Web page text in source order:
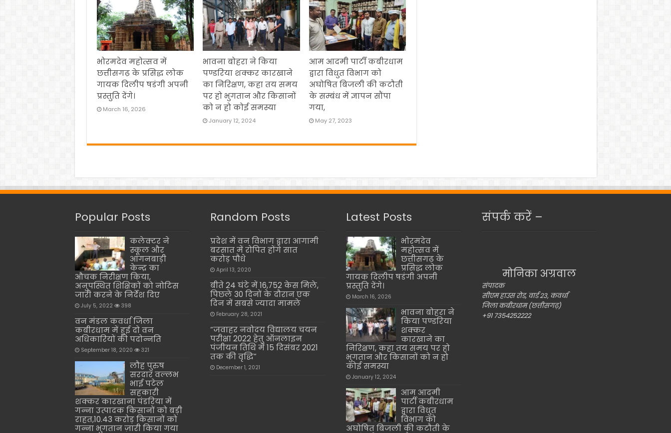
भोरमदेव महोत्सव में
छत्तीसगढ़ के प्रसिद्ध लोक
गायक दिलीप षडंगी अपनी
प्रस्तुति देंगे।
March 16, 2026
भावना बोहरा ने किया
पण्डरिया शक्कर कारखाने
का निरिक्षण, कहा तय समय
पर हो भुगतान और किसानों
को न हो कोई समस्या
January 12, 2024
आम आदमी पार्टी कबीरधाम
द्वारा विधुत विभाग को
अघोषित बिजली की कटौती
के सम्बंध में ज्ञापन सौंपा
गया,
May 27, 2023
Popular Posts
कलेक्टर ने
स्कूल और
आंगनबाड़ी
केन्द्र का
औचक निरीक्षण किया,
अनुपस्थित शिक्षिकों को नोटिस
जारी करने के निर्देश दिए
July 5, 2022 398
वन मंडल कवर्धा जिला
कबीरधाम में हुई दो वन
अधिकारियों की पदोन्नति
September 18, 2020 321
लौह पुरुष
सरदार वल्लभ
भाई पटेल
सहकारी
शक्कर कारखाना पंडरिया में
गन्ना उत्पादक किसानों को बड़ी
राहत,10.43 करोड़ किसानों को
गन्ना भुगतान ज़ारी किया गया
Random Posts
प्रदेश में वन विभाग द्वारा आगामी
बरसात में रोपित होंगे सात
करोड़ पौधे
April 13, 2020
बीते 24 घंटे में 16,752 केस मिले,
पिछले 30 दिनों के दौरान एक
दिन में सबसे ज्यादा मामले
February 28, 2021
“जवाहर नवोदय विद्यालय चयन
परीक्षा 2022 हेतु ऑनलाइन
पंजीयन तिथि में 15 दिसंबर 2021
तक की वृद्धि”
December 1, 2021
Latest Posts
भोरमदेव
महोत्सव में
छत्तीसगढ़ के
प्रसिद्ध लोक
गायक दिलीप षडंगी अपनी
प्रस्तुति देंगे।
March 16, 2026
भावना बोहरा ने
किया पण्डरिया
शक्कर
कारखाने का
निरिक्षण, कहा तय समय पर हो
भुगतान और किसानों को न हो
कोई समस्या
January 12, 2024
आम आदमी
पार्टी कबीरधाम
द्वारा विधुत
विभाग को
अघोषित बिजली की कटौती के
संपर्क करें –
मोनिका अग्रवाल
संपादक
सीएम हाउस रोड, वार्ड 23, कवर्धा
जिला कबीरधाम (छत्तीसगढ़)
+91 7354252222